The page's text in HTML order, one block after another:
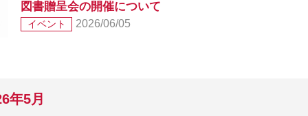
図書贈呈会の開催について
イベント 2026/06/05
年5月